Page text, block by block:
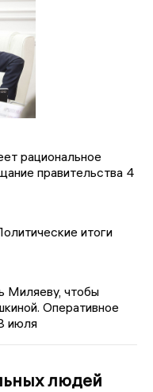
рациональное
правительства 4
итоги
Миляеву, чтобы
Оперативное
июля
людей